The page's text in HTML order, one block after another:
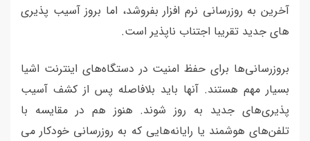
آخرین به روزرسانی نرم افزار بفروشد، اما بروز آسیب پذیری
های جدید تقریبا اجتناب ناپذیر است.
بروزرسانی‌ها برای حفظ امنیت در دستگاه‌های اینترنت اشیا
بسیار مهم هستند. آنها باید بلافاصله پس از کشف آسیب
پذیری‌های جدید به روز شوند. هنوز هم در مقایسه با
تلفن‌های هوشمند یا رایانه‌هایی که به روزرسانی خودکار می